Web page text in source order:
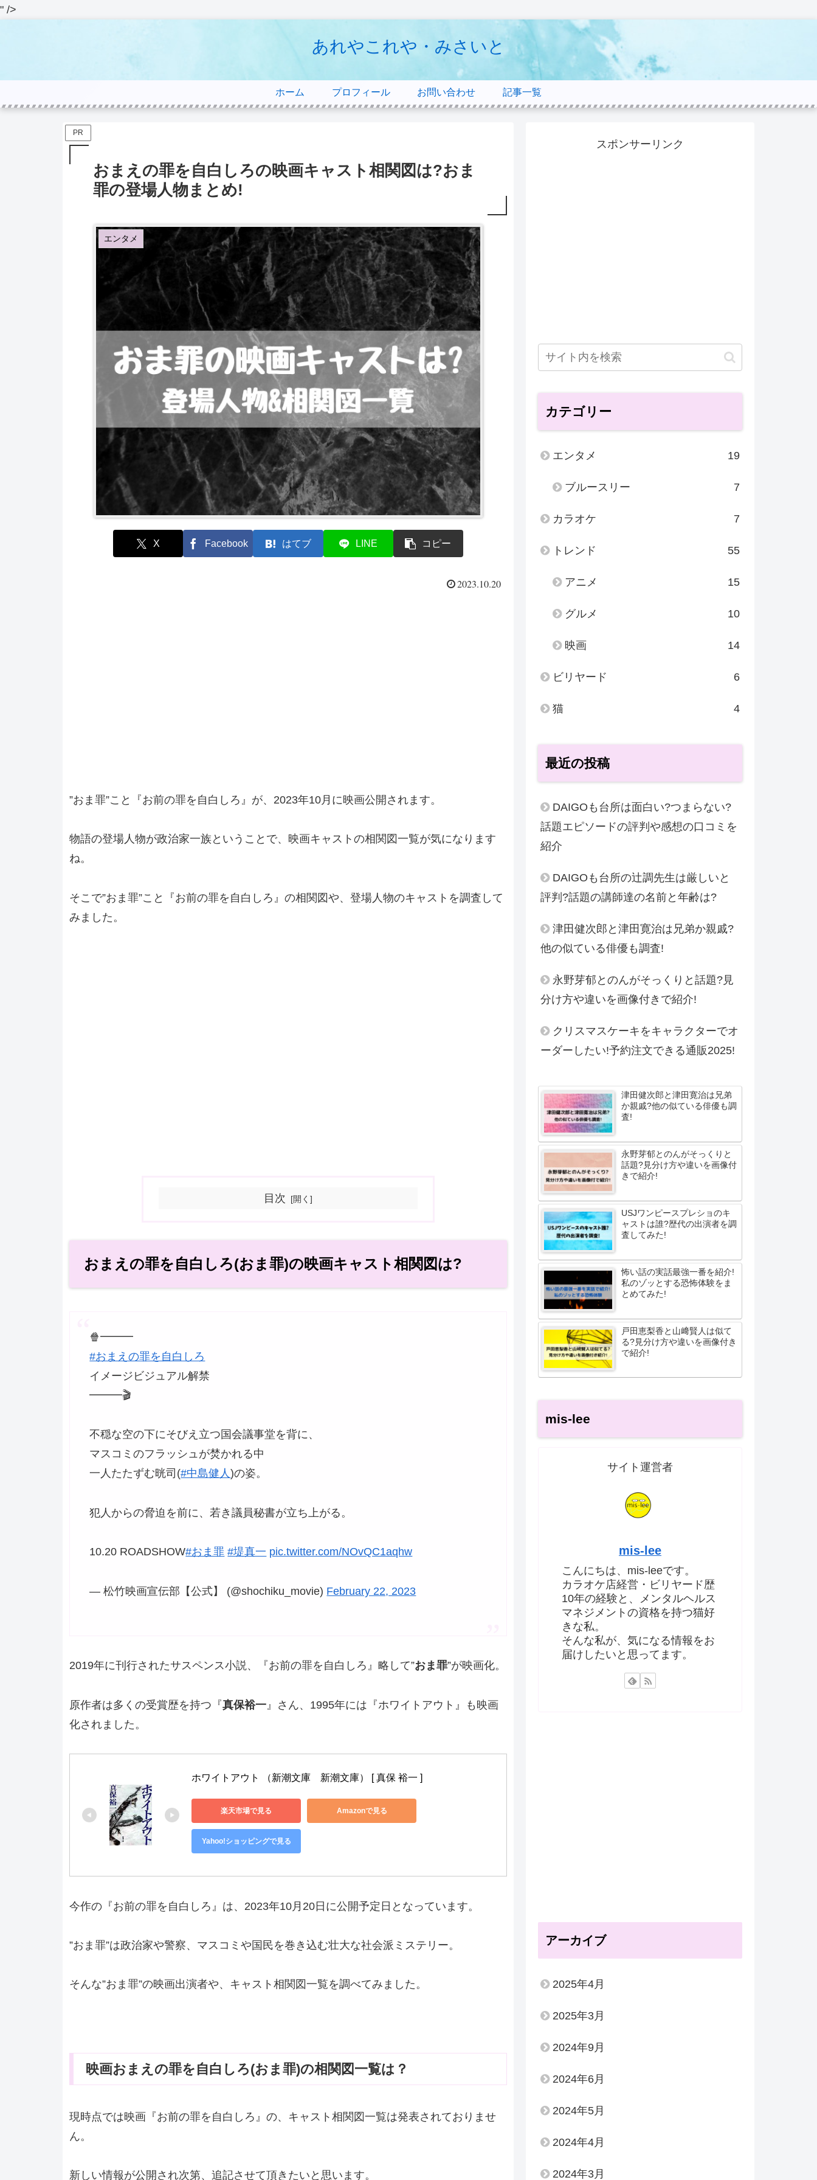
" />
あれやこれや・みさいと
ホーム プロフィール お問い合わせ 記事一覧
PR
おまえの罪を自白しろの映画キャスト相関図は?おま
罪の登場人物まとめ!
エンタメ
X Facebook はてブ LINE コピー
2023.10.20
”おま罪”こと『お前の罪を自白しろ』が、2023年10月に映画公開されます。
物語の登場人物が政治家一族ということで、映画キャストの相関図一覧が気になります
ね。
そこで”おま罪”こと『お前の罪を自白しろ』の相関図や、登場人物のキャストを調査して
みました。
目次
おまえの罪を自白しろ(おま罪)の映画キャスト相関図は?
🍿━━━
#おまえの罪を自白しろ
イメージビジュアル解禁
━━━🎬
不穏な空の下にそびえ立つ国会議事堂を背に、
マスコミのフラッシュが焚かれる中
一人たたずむ晄司(#中島健人)の姿。
犯人からの脅迫を前に、若き議員秘書が立ち上がる。
10.20 ROADSHOW#おま罪 #堤真一 pic.twitter.com/NOvQC1aqhw
— 松竹映画宣伝部【公式】 (@shochiku_movie) February 22, 2023
2019年に刊行されたサスペンス小説、『お前の罪を自白しろ』略して”おま罪”が映画化。
原作者は多くの受賞歴を持つ『真保裕一 』さん、1995年には『ホワイトアウト』も映画
化されました。
ホワイトアウト （新潮文庫　新潮文庫） [ 真保 裕一 ]
楽天市場で見る Amazonで見る
Yahoo!ショッピングで見る
今作の『お前の罪を自白しろ』は、2023年10月20日に公開予定日となっています。
”おま罪”は政治家や警察、マスコミや国民を巻き込む壮大な社会派ミステリー。
そんな”おま罪”の映画出演者や、キャスト相関図一覧を調べてみました。
映画おまえの罪を自白しろ(おま罪)の相関図一覧は？
現時点では映画『お前の罪を自白しろ』の、キャスト相関図一覧は発表されておりませ
ん。
新しい情報が公開され次第、追記させて頂きたいと思います。
スポンサーリンク
カテゴリー
エンタメ 19
ブルースリー 7
カラオケ 7
トレンド 55
アニメ 15
グルメ 10
映画 14
ビリヤード 6
猫 4
最近の投稿
DAIGOも台所は面白い?つまらない?
話題エピソードの評判や感想の口コミを
紹介
DAIGOも台所の辻調先生は厳しいと
評判?話題の講師達の名前と年齢は?
津田健次郎と津田寛治は兄弟か親戚?
他の似ている俳優も調査!
永野芽郁とのんがそっくりと話題?見
分け方や違いを画像付きで紹介!
クリスマスケーキをキャラクターでオ
ーダーしたい!予約注文できる通販2025!
津田健次郎と津田寛治は兄弟
か親戚?他の似ている俳優も調
査!
永野芽郁とのんがそっくりと
話題?見分け方や違いを画像付
きで紹介!
USJワンピースプレショのキ
ャストは誰?歴代の出演者を調
査してみた!
怖い話の実話最強一番を紹介!
私のゾッとする恐怖体験をま
とめてみた!
戸田恵梨香と山﨑賢人は似て
る?見分け方や違いを画像付き
で紹介!
mis-lee
サイト運営者
mis-lee
こんにちは、mis-leeです。
カラオケ店経営・ビリヤード歴
10年の経験と、メンタルヘルス
マネジメントの資格を持つ猫好
きな私。
そんな私が、気になる情報をお
届けしたいと思ってます。
アーカイブ
2025年4月
2025年3月
2024年9月
2024年6月
2024年5月
2024年4月
2024年3月